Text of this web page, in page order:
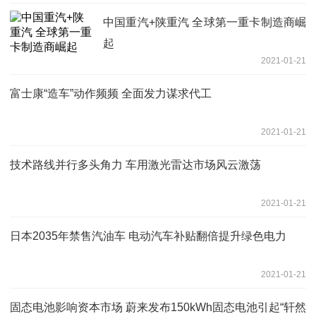
中国重汽+陕重汽 全球第一重卡制造商崛
起
2021-01-21
富士康“造车”动作频频 全面发力谋求代工
2021-01-21
技术路线并行多头角力 车用激光雷达市场风云激荡
2021-01-21
日本2035年禁售汽油车 电动汽车补贴翻倍提升绿色电力
2021-01-21
固态电池影响资本市场 蔚来发布150kWh固态电池引起“轩然